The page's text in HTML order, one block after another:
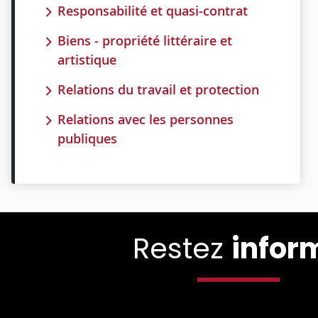
Responsabilité et quasi-contrat
Biens - propriété littéraire et
artistique
Relations du travail et protection
Relations avec les personnes
publiques
Restez